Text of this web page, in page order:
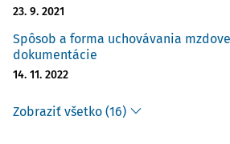
23. 9. 2021
Spôsob a forma uchovávania
dokumentácie
14. 11. 2022
Zobraziť všetko (16)